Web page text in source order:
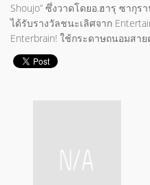
Shoujo” ซึ่งวาดโดยอ.ฮารุ ซากุ
ได้รับรางวัลชนะเลิศจาก
Enterbrain! ใช้กระดาษถนอมสา